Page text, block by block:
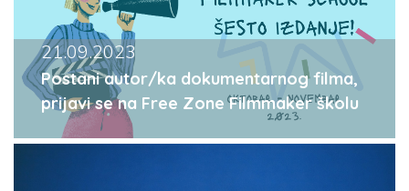
21.09.2023
Postani autor/ka dokumentarnog filma,
prijavi se na Free Zone Filmmaker školu